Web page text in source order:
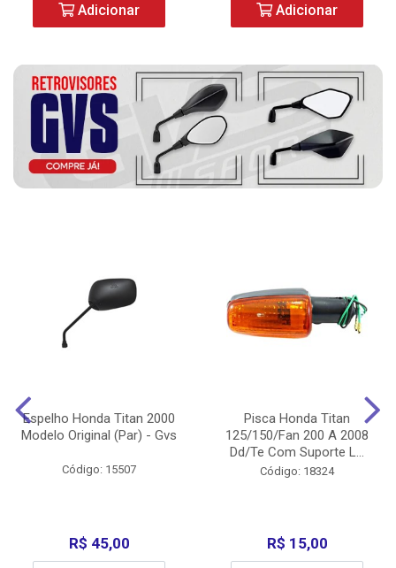
Adicionar Adicionar
Espelho Honda Titan 2000
Modelo Original (Par) - Gvs
Código: 15507
R$ 45,00
Pisca Honda Titan
125/150/Fan 200 A 2008
Dd/Te Com Suporte L...
Código: 18324
R$ 15,00